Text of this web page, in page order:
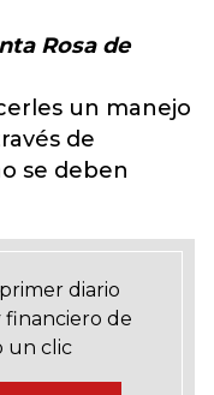
Rosa de
un manejo
de
se deben
diario
financiero de
un clic